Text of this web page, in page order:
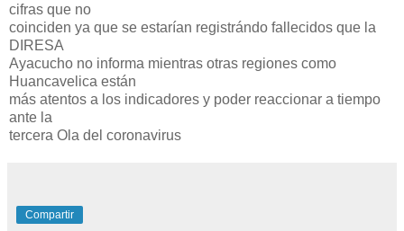
cifras que no
coinciden ya que se estarían registrándo fallecidos que la
DIRESA
Ayacucho no informa mientras otras regiones como
Huancavelica están
más atentos a los indicadores y poder reaccionar a tiempo
ante la
tercera Ola del coronavirus
Compartir